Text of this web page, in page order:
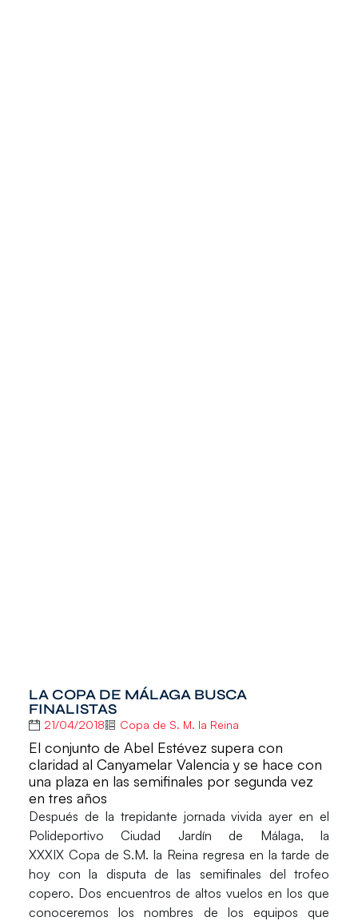
LA COPA DE MÁLAGA BUSCA
FINALISTAS
21/04/2018 Copa de S. M. la Reina
El conjunto de Abel Estévez supera con
claridad al Canyamelar Valencia y se hace con
una plaza en las semifinales por segunda vez
en tres años
Después de la trepidante jornada vivida ayer en el
Polideportivo Ciudad Jardín de Málaga, la
XXXIX Copa de S.M. la Reina regresa en la tarde de
hoy con la disputa de las semifinales del trofeo
copero. Dos encuentros de altos vuelos en los que
conoceremos los nombres de los equipos que